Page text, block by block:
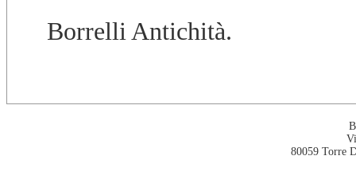
Borrelli Antichità.
80059 Torre